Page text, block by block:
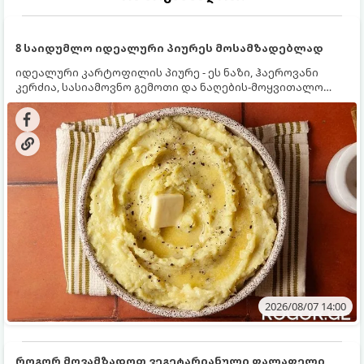
8 საიდუმლო იდეალური პიურეს მოსამზადებლად
იდეალური კარტოფილის პიურე - ეს ნაზი, ჰაეროვანი
კერძია, სასიამოვნო გემოთი და ნაღების-მოყვითალო
ფერით. მისი მომზადება ძალიან მარტივია, მაგრამ
არსებობს რამდენიმე საიდუმლო, რომლებიც უნდა
იცოდეთ, რომ პიურე იდეალურად გემრიელი გამოვიდეს.
2026/08/07 14:00
როგორ მოვამზადოთ ვეგეტარიანული ფალაფელი